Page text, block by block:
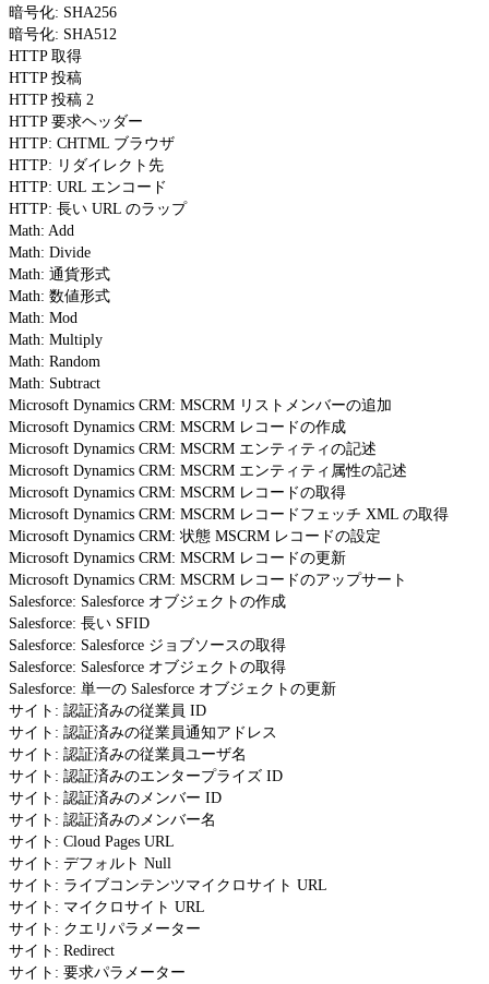
暗号化: SHA256
暗号化: SHA512
HTTP 取得
HTTP 投稿
HTTP 投稿 2
HTTP 要求ヘッダー
HTTP: CHTML ブラウザ
HTTP: リダイレクト先
HTTP: URL エンコード
HTTP: 長い URL のラップ
Math: Add
Math: Divide
Math: 通貨形式
Math: 数値形式
Math: Mod
Math: Multiply
Math: Random
Math: Subtract
Microsoft Dynamics CRM: MSCRM リストメンバーの追加
Microsoft Dynamics CRM: MSCRM レコードの作成
Microsoft Dynamics CRM: MSCRM エンティティの記述
Microsoft Dynamics CRM: MSCRM エンティティ属性の記述
Microsoft Dynamics CRM: MSCRM レコードの取得
Microsoft Dynamics CRM: MSCRM レコードフェッチ XML の取得
Microsoft Dynamics CRM: 状態 MSCRM レコードの設定
Microsoft Dynamics CRM: MSCRM レコードの更新
Microsoft Dynamics CRM: MSCRM レコードのアップサート
Salesforce: Salesforce オブジェクトの作成
Salesforce: 長い SFID
Salesforce: Salesforce ジョブソースの取得
Salesforce: Salesforce オブジェクトの取得
Salesforce: 単一の Salesforce オブジェクトの更新
サイト: 認証済みの従業員 ID
サイト: 認証済みの従業員通知アドレス
サイト: 認証済みの従業員ユーザ名
サイト: 認証済みのエンタープライズ ID
サイト: 認証済みのメンバー ID
サイト: 認証済みのメンバー名
サイト: Cloud Pages URL
サイト: デフォルト Null
サイト: ライブコンテンツマイクロサイト URL
サイト: マイクロサイト URL
サイト: クエリパラメーター
サイト: Redirect
サイト: 要求パラメーター